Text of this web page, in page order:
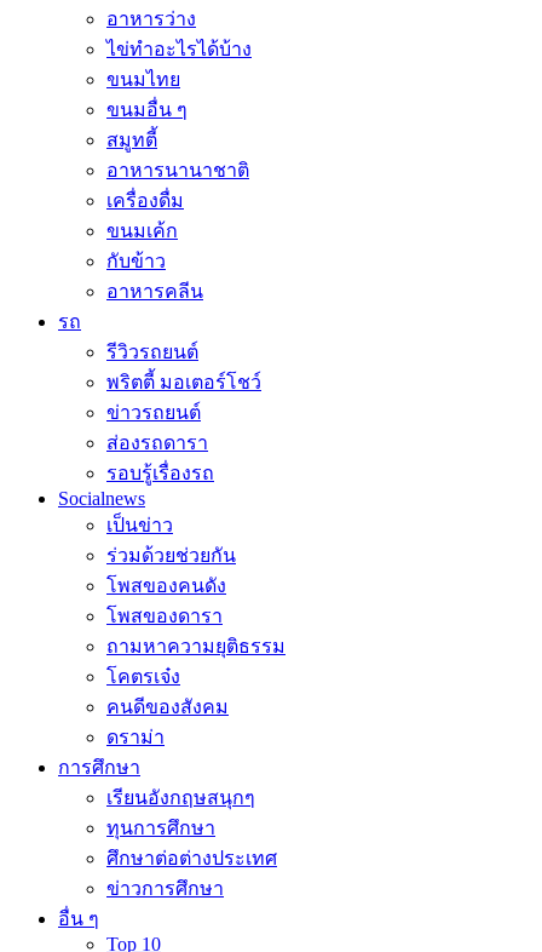
อาหารว่าง
ไข่ทำอะไรได้บ้าง
ขนมไทย
ขนมอื่น ๆ
สมูทตี้
อาหารนานาชาติ
เครื่องดื่ม
ขนมเค้ก
กับข้าว
อาหารคลีน
รถ
รีวิวรถยนต์
พริตตี้ มอเตอร์โชว์
ข่าวรถยนต์
ส่องรถดารา
รอบรู้เรื่องรถ
Socialnews
เป็นข่าว
ร่วมด้วยช่วยกัน
โพสของคนดัง
โพสของดารา
ถามหาความยุติธรรม
โคตรเจ๋ง
คนดีของสังคม
ดราม่า
การศึกษา
เรียนอังกฤษสนุกๆ
ทุนการศึกษา
ศึกษาต่อต่างประเทศ
ข่าวการศึกษา
อื่น ๆ
Top 10